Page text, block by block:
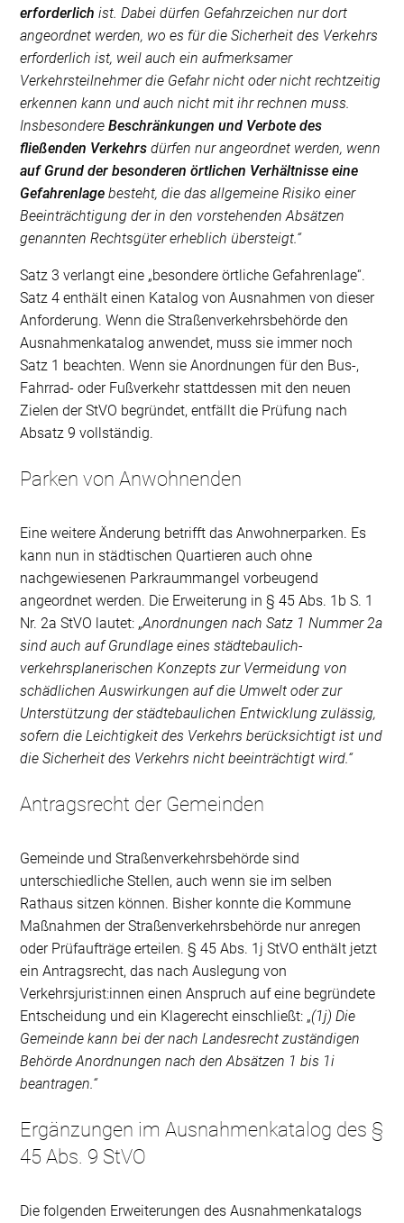
erforderlichist. Dabei dürfen Gefahrzeichen nur dort
angeordnet werden, wo es für die Sicherheit des Verkehrs
erforderlich ist, weil auch ein aufmerksamer
Verkehrsteilnehmer die Gefahr nicht oder nicht rechtzeitig
erkennen kann und auch nicht mit ihr rechnen muss.
InsbesondereBeschränkungen und Verbote des
fließenden Verkehrsdürfen nur angeordnet werden, wenn
auf Grund der besonderen örtlichen Verhältnisse eine
Gefahrenlagebesteht, die das allgemeine Risiko einer
Beeinträchtigung der in den vorstehenden Absätzen
genannten Rechtsgüter erheblich übersteigt.“
Satz 3 verlangt eine „besondere örtliche Gefahrenlage“.
Satz 4 enthält einen Katalog von Ausnahmen von dieser
Anforderung. Wenn die Straßenverkehrsbehörde den
Ausnahmenkatalog anwendet, muss sie immer noch
Satz 1 beachten. Wenn sie Anordnungen für den Bus-,
Fahrrad- oder Fußverkehr stattdessen mit den neuen
Zielen der StVO begründet, entfällt die Prüfung nach
Absatz 9 vollständig.
Parken von Anwohnenden
Eine weitere Änderung betrifft das Anwohnerparken. Es
kann nun in städtischen Quartieren auch ohne
nachgewiesenen Parkraummangel vorbeugend
angeordnet werden. Die Erweiterung in § 45 Abs. 1b S. 1
Nr. 2a StVO lautet: „Anordnungen nach Satz 1 Nummer 2a
sind auch auf Grundlage eines städtebaulich-
verkehrsplanerischen Konzepts zur Vermeidung von
schädlichen Auswirkungen auf die Umwelt oder zur
Unterstützung der städtebaulichen Entwicklung zulässig,
sofern die Leichtigkeit des Verkehrs berücksichtigt ist und
die Sicherheit des Verkehrs nicht beeinträchtigt wird.“
Antragsrecht der Gemeinden
Gemeinde und Straßenverkehrsbehörde sind
unterschiedliche Stellen, auch wenn sie im selben
Rathaus sitzen können. Bisher konnte die Kommune
Maßnahmen der Straßenverkehrsbehörde nur anregen
oder Prüfaufträge erteilen. § 45 Abs. 1j StVO enthält jetzt
ein Antragsrecht, das nach Auslegung von
Verkehrsjurist:innen einen Anspruch auf eine begründete
Entscheidung und ein Klagerecht einschließt: „(1j) Die
Gemeinde kann bei der nach Landesrecht zuständigen
Behörde Anordnungen nach den Absätzen 1 bis 1i
beantragen.“
Ergänzungen im Ausnahmenkatalog des §
45 Abs. 9 StVO
Die folgenden Erweiterungen des Ausnahmenkatalogs